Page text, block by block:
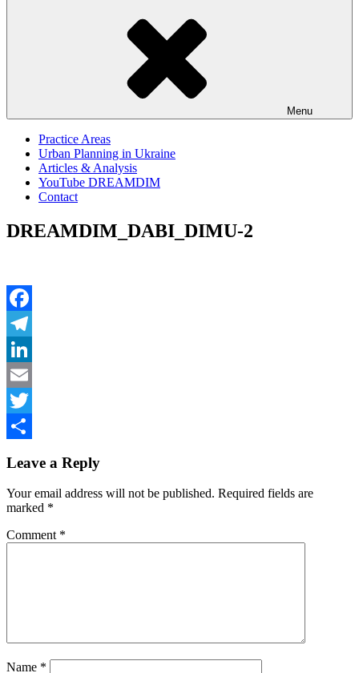
Menu
Practice Areas
Urban Planning in Ukraine
Articles & Analysis
YouTube DREAMDIM
Contact
DREAMDIM_DABI_DIMU-2
Facebook
Telegram
LinkedIn
Email
Twitter
Leave a Reply
Your email address will not be published. Required fields are
marked *
Comment *
Name *